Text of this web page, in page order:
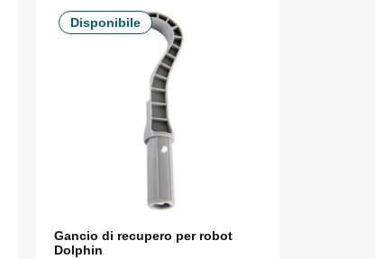
Disponibile
Gancio di recupero per robot
Dolphin